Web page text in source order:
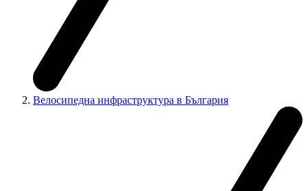
Велосипедна инфраструктура в България